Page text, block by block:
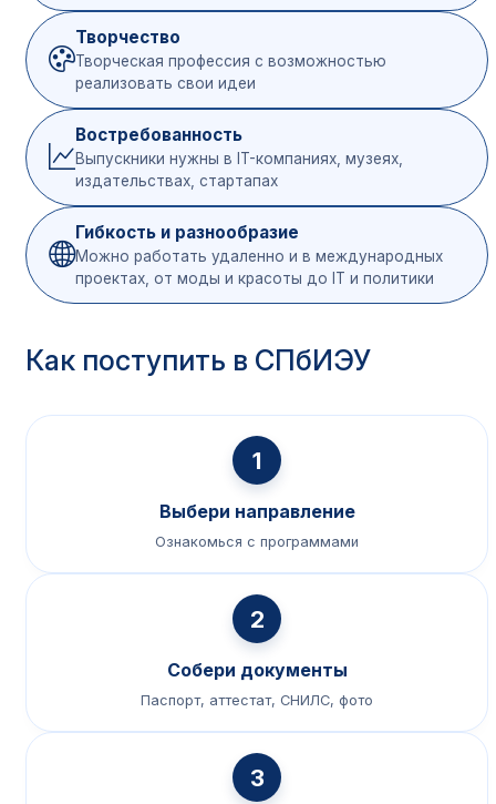
Выпускники
школ (ЕГЭ)
язык
После
колледжа или
вуза
Русский язык 40
40
Всеобщая история и
история России
Творчество
Творческая профессия с возможностью
реализовать свои идеи
Востребованность
Выпускники нужны в IT-компаниях, музеях,
издательствах, стартапах
Гибкость и разнообразие
Можно работать удаленно и в международных
проектах, от моды и красоты до IT и политики
Как поступить в СПбИЭУ
1
Выбери направление
Ознакомься с программами
2
Собери документы
Паспорт, аттестат, СНИЛС, фото
3